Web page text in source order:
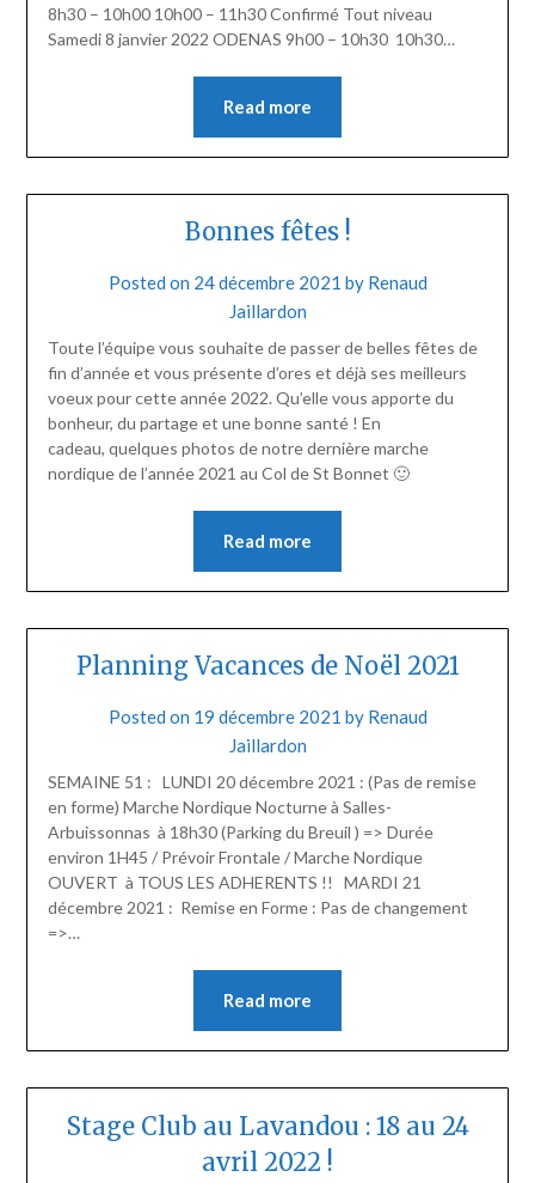
8h30 – 10h00 10h00 – 11h30 Confirmé Tout niveau
Samedi 8 janvier 2022 ODENAS 9h00 – 10h30 10h30…
Read more
Bonnes fêtes !
Posted on 24 décembre 2021 by Renaud
Jaillardon
Toute l’équipe vous souhaite de passer de belles fêtes de
fin d’année et vous présente d’ores et déjà ses meilleurs
voeux pour cette année 2022. Qu’elle vous apporte du
bonheur, du partage et une bonne santé ! En
cadeau, quelques photos de notre dernière marche
nordique de l’année 2021 au Col de St Bonnet 🙂
Read more
Planning Vacances de Noël 2021
Posted on 19 décembre 2021 by Renaud
Jaillardon
SEMAINE 51 : LUNDI 20 décembre 2021 : (Pas de remise
en forme) Marche Nordique Nocturne à Salles-
Arbuissonnas à 18h30 (Parking du Breuil ) => Durée
environ 1H45 / Prévoir Frontale / Marche Nordique
OUVERT à TOUS LES ADHERENTS !! MARDI 21
décembre 2021 : Remise en Forme : Pas de changement
=>…
Read more
Stage Club au Lavandou : 18 au 24
avril 2022 !